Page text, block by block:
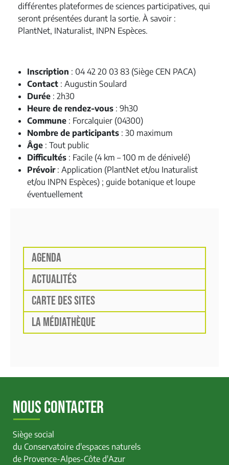
différentes plateformes de sciences participatives, qui
seront présentées durant la sortie. À savoir :
PlantNet, INaturalist, INPN Espèces.
Inscription : 04 42 20 03 83 (Siège CEN PACA)
Contact : Augustin Soulard
Durée : 2h30
Heure de rendez-vous : 9h30
Commune : Forcalquier (04300)
Nombre de participants : 30 maximum
Âge : Tout public
Difficultés : Facile (4 km – 100 m de dénivelé)
Prévoir: Application (PlantNet et/ou Inaturalist
et/ou INPN Espèces) ; guide botanique et loupe
éventuellement
AGENDA
ACTUALITÉS
CARTE DES SITES
LA MÉDIATHÈQUE
NOUS CONTACTER
Siège social
du Conservatoire d'espaces naturels
de Provence-Alpes-Côte d'Azur